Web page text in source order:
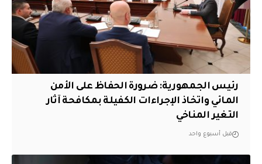
رئيس الجمهورية: ضرورة الحفاظ على الأمن
المائي واتخاذ الإجراءات الكفيلة بمكافحة آثار
التغير المناخي
قبل أسبوع واحد